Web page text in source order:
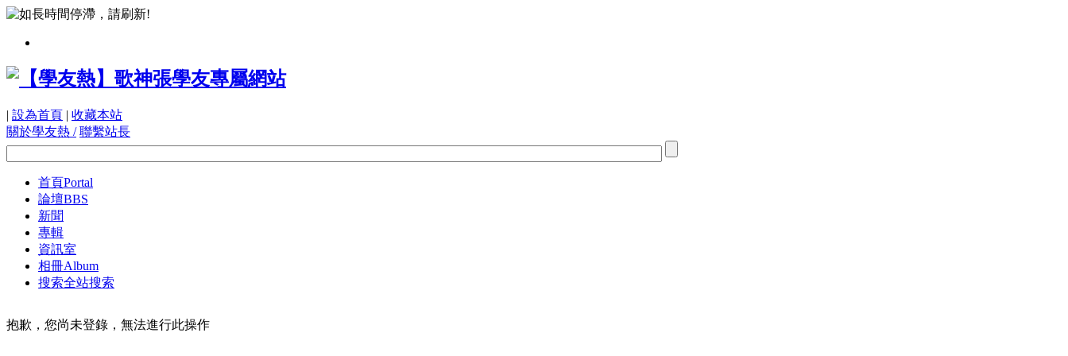
| 設為首頁 | 收藏本站
關於學友熱 / 聯繫站長
首頁Portal
論壇BBS
新聞
專輯
資訊室
相冊Album
搜索全站搜索
抱歉，您尚未登錄，無法進行此操作